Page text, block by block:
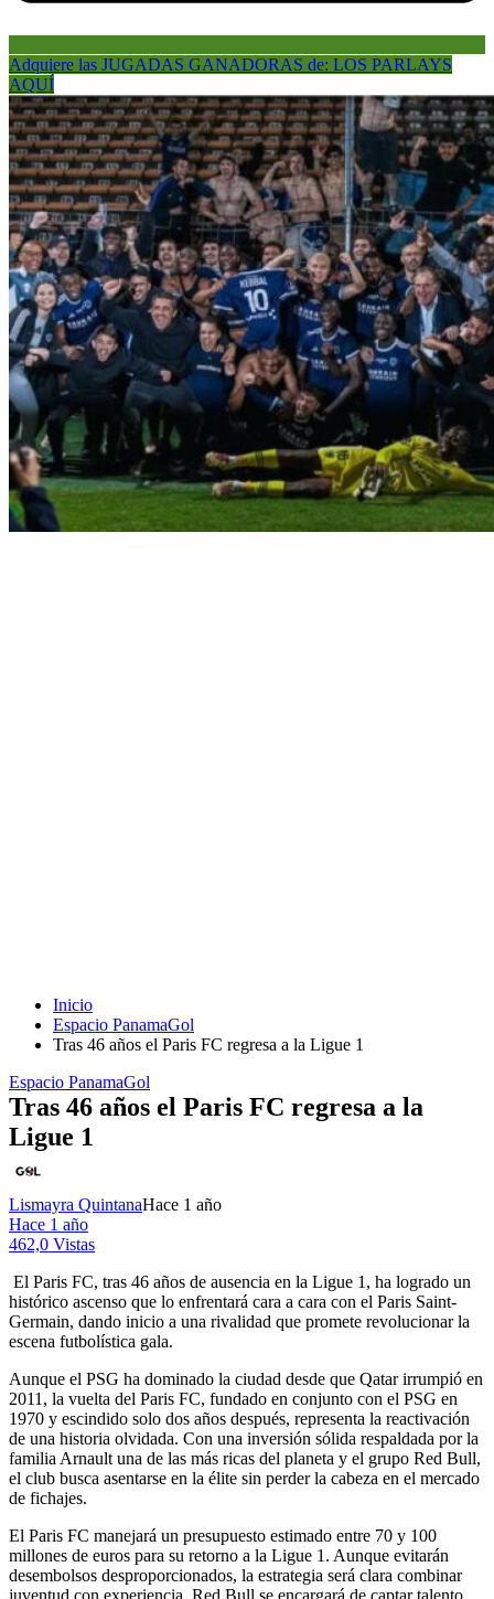
Adquiere las JUGADAS GANADORAS de: LOS PARLAYS
AQUÍ
Inicio
Espacio PanamaGol
Tras 46 años el Paris FC regresa a la Ligue 1
Espacio PanamaGol
Tras 46 años el Paris FC regresa a la
Ligue 1
Lismayra QuintanaHace 1 año
Hace 1 año
462,0 Vistas
El Paris FC, tras 46 años de ausencia en la Ligue 1, ha logrado un
histórico ascenso que lo enfrentará cara a cara con el Paris Saint-
Germain, dando inicio a una rivalidad que promete revolucionar la
escena futbolística gala.
Aunque el PSG ha dominado la ciudad desde que Qatar irrumpió en
2011, la vuelta del Paris FC, fundado en conjunto con el PSG en
1970 y escindido solo dos años después, representa la reactivación
de una historia olvidada. Con una inversión sólida respaldada por la
familia Arnault una de las más ricas del planeta y el grupo Red Bull,
el club busca asentarse en la élite sin perder la cabeza en el mercado
de fichajes.
El Paris FC manejará un presupuesto estimado entre 70 y 100
millones de euros para su retorno a la Ligue 1. Aunque evitarán
desembolsos desproporcionados, la estrategia será clara combinar
juventud con experiencia. Red Bull se encargará de captar talento